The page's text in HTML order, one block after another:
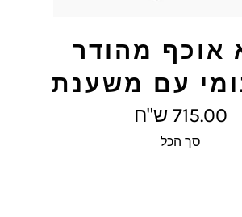
אוכף מהודר
עם משענת
מחיר
מלא
715.00 ש"ח
סך הכל